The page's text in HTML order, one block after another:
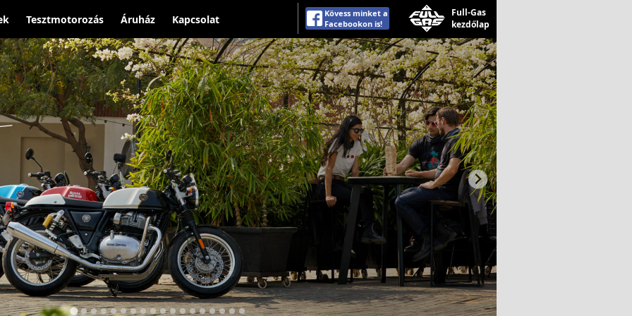
Tesztmotorozás Áruház Kapcsolat
Kövess minket a
Facebookon is!
Full-Gas
kezdőlap